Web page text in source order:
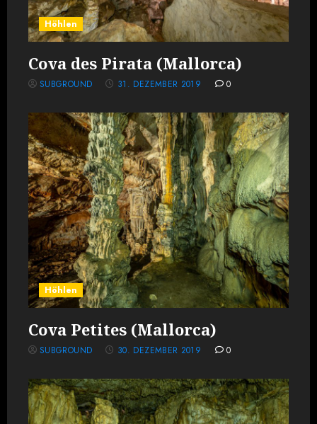
Höhlen
Cova des Pirata (Mallorca)
SUBGROUND 31. DEZEMBER 2019 0
Höhlen
Cova Petites (Mallorca)
SUBGROUND 30. DEZEMBER 2019 0